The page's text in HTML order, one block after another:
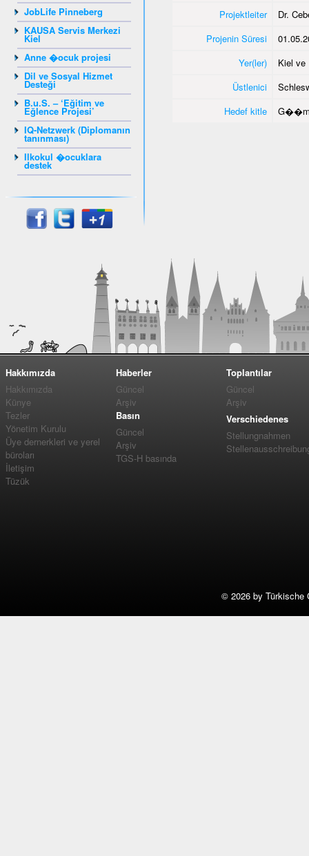
JobLife Pinneberg
KAUSA Servis Merkezi
Kiel
Anne �ocuk projesi
Dil ve Sosyal Hizmet
Desteği
B.u.S. – ‘Eğitim ve
Eğlence Projesi’
IQ-Netzwerk (Diplomanın
tanınması)
Ilkokul �ocuklara
destek
Projektleiter
Dr.
Projenin Süresi
Yer(ler)
Kiel
Üstlenici
Hedef kitle
Hakkımızda
Hakkımızda
Künye
Tezler
Yönetim Kurulu
Üye dernerkleri ve yerel
büroları
İletişim
Tüzük
Haberler
Güncel
Arşiv
Basın
Güncel
Arşiv
TGS-H basında
Toplantılar
Güncel
Arşiv
Verschiedenes
Stellungnahmen
© 2026 by Türkische